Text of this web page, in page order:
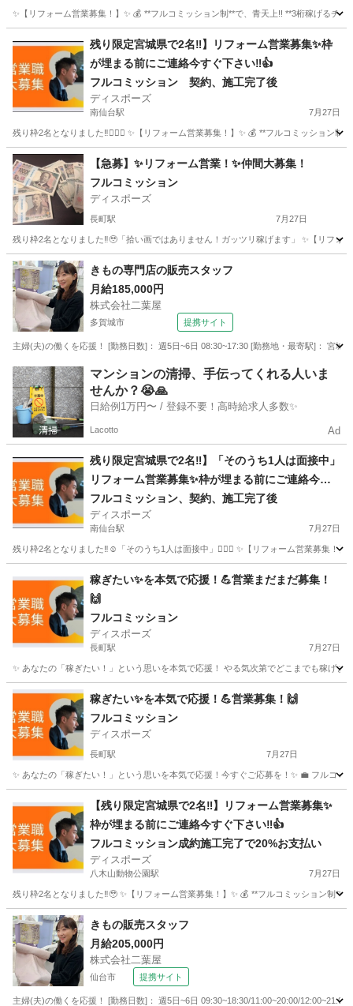
✨【リフォーム営業募集！】✨ 💰 **フルコミッション制**で、青天上!! **3桁稼げるチ
八木山動物公園駅 営業
残り限定宮城県で2名‼︎】リフォーム営業募集✨枠
が埋まる前にご連絡今すぐ下さい‼︎👍
フルコミッション 契約、施工完了後
ディスポーズ
南仙台駅 7月27日
残り枠2名となりました‼︎🙇🏻‍♂️ ✨【リフォーム営業募集！】✨ 💰 **フルコミッション
宮城 仙台市 南仙台駅 やる気
【急募】✨リフォーム営業！✨仲間大募集！
フルコミッション
ディスポーズ
長町駅 7月27日
残り枠2名となりました‼︎🥹「拾い画ではありません！ガッツリ稼げます」 ✨【リフ
宮城 仙台市 長町駅 営業 やる気
きもの専門店の販売スタッフ
月給185,000円
株式会社二葉屋
多賀城市 提携サイト
主婦(夫)の働くを応援！ [勤務日数]： 週5日~6日 08:30~17:30 [勤務地・最寄駅]： 宮
宮城 多賀城市 アパレル
マンションの清掃、手伝ってくれる人いま
せんか？😭🙏
日給例1万円〜 / 登録不要！高時給求人多数✨
Lacotto Ad
残り限定宮城県で2名‼︎】「そのうち1人は面接中」
リフォーム営業募集✨枠が埋まる前にご連絡今す
ぐ下さい‼︎👍
フルコミッション、契約、施工完了後
ディスポーズ
南仙台駅 7月27日
残り枠2名となりました‼︎☺️「そのうち1人は面接中」🙇🏻‍♂️ ✨【リフォーム営業募集！
南仙台駅 営業 やる気
稼ぎたい✨を本気で応援！💪営業まだまだ募集！
🙌
フルコミッション
ディスポーズ
長町駅 7月27日
✨ あなたの「稼ぎたい！」という思いを本気で応援！ やる気次第でどこまでも稼げ
宮城 仙台市 長町駅 営業 やる気
稼ぎたい✨を本気で応援！💪営業募集！🙌
フルコミッション
ディスポーズ
長町駅 7月27日
✨ あなたの「稼ぎたい！」という思いを本気で応援！今すぐご応募を！✨ 💼 フルコ
長町駅 営業 やる気
【残り限定宮城県で2名‼︎】リフォーム営業募集✨
枠が埋まる前にご連絡今すぐ下さい‼︎👍
フルコミッション成約施工完了で20%お支払い
ディスポーズ
八木山動物公園駅 7月27日
残り枠2名となりました‼︎🥹 ✨【リフォーム営業募集！】✨ 💰 **フルコミッション制**
宮城 仙台市 八木山動物公園駅
きもの販売スタッフ
月給205,000円
株式会社二葉屋
仙台市 提携サイト
主婦(夫)の働くを応援！ [勤務日数]： 週5日~6日 09:30~18:30/11:00~20:00/